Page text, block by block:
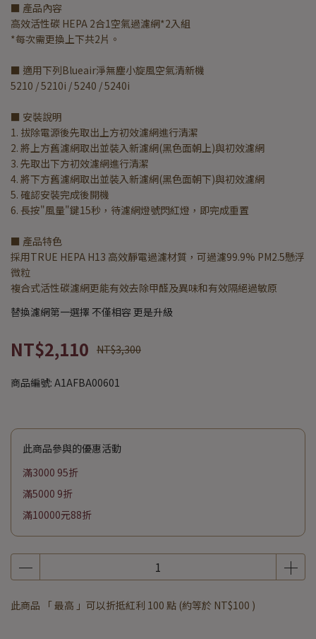
■ 產品內容
高效活性碳 HEPA 2合1空氣過濾網*2入組
*每次需更換上下共2片。
■ 適用下列Blueair淨無塵小旋風空氣清新機
5210 / 5210i / 5240 / 5240i
■ 安裝說明
1. 拔除電源後先取出上方初效濾網進行清潔
2. 將上方舊濾網取出並裝入新濾網(黑色面朝上)與初效濾網
3. 先取出下方初效濾網進行清潔
4. 將下方舊濾網取出並裝入新濾網(黑色面朝下)與初效濾網
5. 確認安裝完成後開機
6. 長按"風量"鍵15秒，待濾網燈號閃紅燈，即完成重置
■ 產品特色
採用TRUE HEPA H13 高效靜電過濾材質，可過濾99.9% PM2.5懸浮
微粒
複合式活性碳濾網更能有效去除甲醛及異味和有效隔絕過敏原
替換濾網第一選擇 不僅相容 更是升級
NT$2,110 NT$3,300
商品編號: A1AFBA00601
此商品參與的優惠活動
滿3000 95折
滿5000 9折
滿10000元88折
此商品 「 最高 」可以折抵紅利 100 點 (約等於 NT$100 )